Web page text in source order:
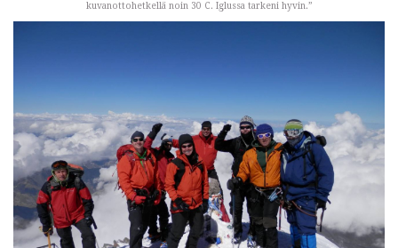
kuvanottohetkellä noin 30 C. Iglussa tarkeni hyvin.”